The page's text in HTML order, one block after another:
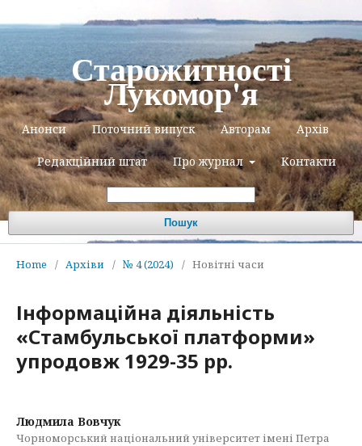
Старожитності
Лукомор'я
Анонси Поточний випуск Авторам Архів
Редакційний штат Про журнал Контакти
Пошук
Home / Архіви / № 4 (2024) / Новітні часи
Інформаційна діяльність
«Стамбульської платформи»
упродовж 1929-35 рр.
Людмила Вовчук
Чорноморський національний університет імені Петра